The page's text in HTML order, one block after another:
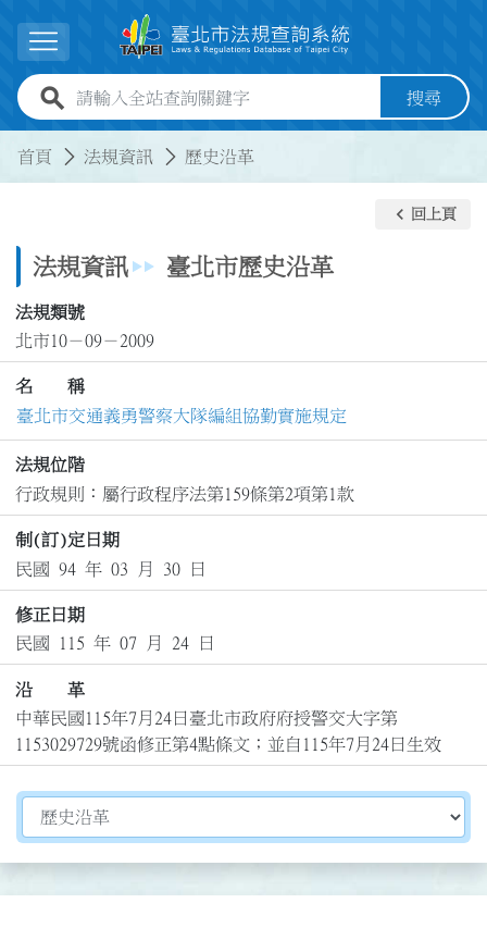
展開選單
全站查詢關鍵字欄位 搜尋
首頁 法規資訊 歷史沿革
法規資訊 臺北市歷史沿革
keyboard_arrow_left 回上頁
法規類號
北市10－09－2009
名 稱
臺北市交通義勇警察大隊編組協勤實施規定
法規位階
行政規則：屬行政程序法第159條第2項第1款
制(訂)定日期
民國 94 年 03 月 30 日
修正日期
民國 115 年 07 月 24 日
沿 革
中華民國115年7月24日臺北市政府府授警交大字第
1153029729號函修正第4點條文；並自115年7月24日生效
切換選擇法規資訊內容